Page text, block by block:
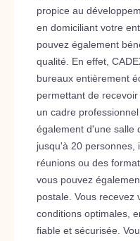
propice au
en domiciliant votre
pouvez également
qualité. En effet,
bureaux entièrement
permettant de
un cadre
également d'une salle
jusqu'à 20 personnes,
réunions ou des
vous pouvez
postale. Vous recevez
conditions optimales,
fiable et sécurisée.